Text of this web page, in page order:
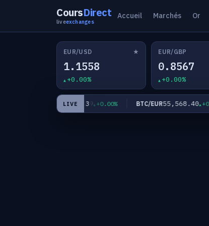
CoursDirect
liveexchanges
Accueil Marchés Or
EUR/USD ★
1.1558
+0.00%
EUR/GBP
0.8567
+0.00%
LIVE
182.39 +0.00% BTC/EUR55,568.40